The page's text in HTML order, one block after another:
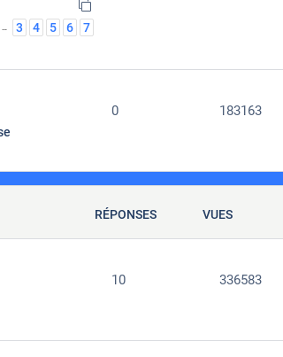
… 3 4 5 6 7
0 183163
RÉPONSES VUES
10 336583